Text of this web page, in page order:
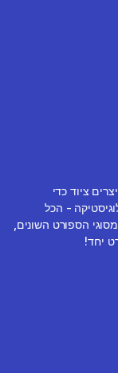
ציוד כדי
- הכל
הספורט השונים,